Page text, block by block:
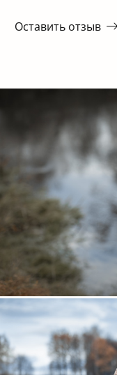
Оставить отзыв